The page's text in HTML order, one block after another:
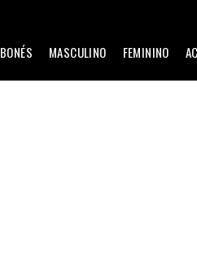
BONÉS MASCULINO FEMININO